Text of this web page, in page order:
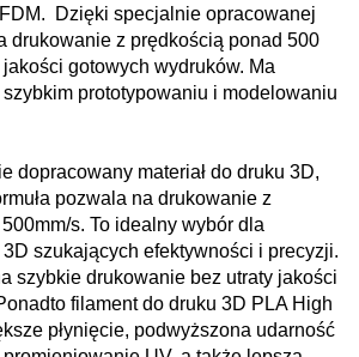
Dzięki specjalnie opracowanej
drukowanie z prędkością ponad 500
gotowych wydruków. Ma
prototypowaniu i modelowaniu
dopracowany materiał do druku 3D,
pozwala na drukowanie z
s. To idealny wybór dla
szukających efektywności i precyzji.
szybkie drukowanie bez utraty jakości
filament do druku 3D PLA High
płynięcie, podwyższona udarność